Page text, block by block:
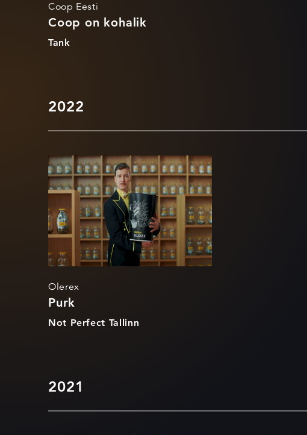
Coop Eesti
Coop on kohalik
Tank
2022
Purk
Olerex
Purk
Not Perfect Tallinn
2021